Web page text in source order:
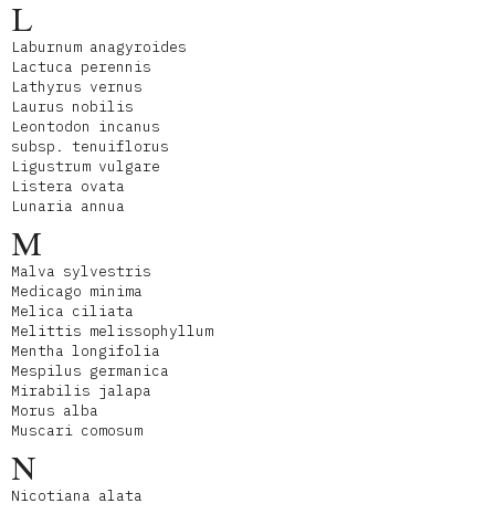
L
Laburnum anagyroides
Lactuca perennis
Lathyrus vernus
Laurus nobilis
Leontodon incanus
subsp. tenuiflorus
Ligustrum vulgare
Listera ovata
Lunaria annua
M
Malva sylvestris
Medicago minima
Melica ciliata
Melittis melissophyllum
Mentha longifolia
Mespilus germanica
Mirabilis jalapa
Morus alba
Muscari comosum
N
Nicotiana alata